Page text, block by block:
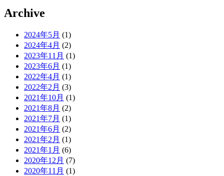
Archive
2024年5月 (1)
2024年4月 (2)
2023年11月 (1)
2023年6月 (1)
2022年4月 (1)
2022年2月 (3)
2021年10月 (1)
2021年8月 (2)
2021年7月 (1)
2021年6月 (2)
2021年2月 (1)
2021年1月 (6)
2020年12月 (7)
2020年11月 (1)